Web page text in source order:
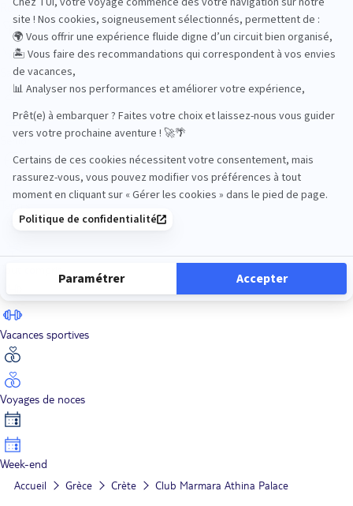
Road Trips
Safari
Sénior
Vacances sportives
Voyages de noces
Week-end
Accueil Grèce Crète Club Marmara Athina Palace